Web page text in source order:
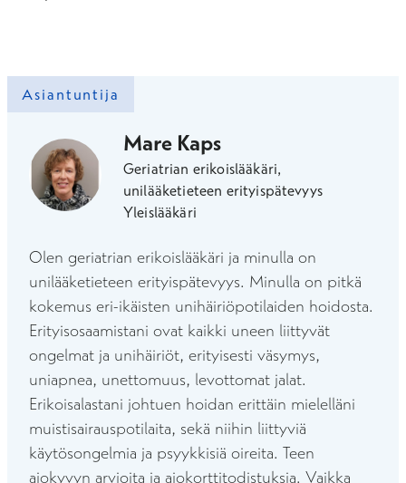
Asiantuntija
Mare Kaps
Geriatrian erikoislääkäri,
unilääketieteen erityispätevyys
Yleislääkäri
Olen geriatrian erikoislääkäri ja minulla on
unilääketieteen erityispätevyys. Minulla on pitkä
kokemus eri-ikäisten unihäiriöpotilaiden hoidosta.
Erityisosaamistani ovat kaikki uneen liittyvät
ongelmat ja unihäiriöt, erityisesti väsymys,
uniapnea, unettomuus, levottomat jalat.
Erikoisalastani johtuen hoidan erittäin mielelläni
muistisairauspotilaita, sekä niihin liittyviä
käytösongelmia ja psyykkisiä oireita. Teen
ajokyvyn arvioita ja ajokorttitodistuksia. Vaikka